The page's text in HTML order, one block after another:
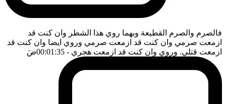
فالصرم والصرم القطيعة وبهما روي هذا الشطر وان كنت قد
ازمعت صرمي وان كنت قد ازمعت صرمي وروي ايضا وان كنت قد
ازمعت قتلي. وروي وان كنت قد ازمعت هجري - 00:01:35 ضَ